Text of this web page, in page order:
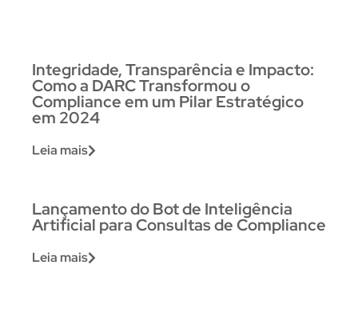
Integridade, Transparência e Impacto:
Como a DARC Transformou o
Compliance em um Pilar Estratégico
em 2024
Leia mais
Lançamento do Bot de Inteligência
Artificial para Consultas de Compliance
Leia mais